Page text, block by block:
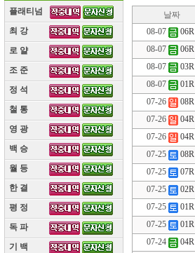
플래티넘
최 강
로 얄
조 준
정 석
철 통
영 광
백 승
월 등
한 결
평 정
독 파
기 백
날짜
08-07
06R
08-07
06R
08-07
03R
08-07
01R
07-26
08R
07-26
04R
07-26
04R
07-25
08R
07-25
07R
07-25
02R
07-25
01R
07-25
01R
07-24
04R